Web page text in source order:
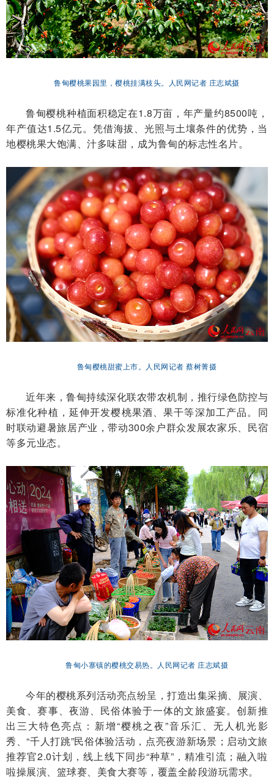
鲁甸樱桃果园里，樱桃挂满枝头。人民网记者 庄志斌摄
鲁甸樱桃种植面积稳定在1.8万亩，年产量约8500吨，
年产值达1.5亿元。凭借海拔、光照与土壤条件的优势，当
地樱桃果大饱满、汁多味甜，成为鲁甸的标志性名片。
鲁甸樱桃甜蜜上市。人民网记者 蔡树菁摄
近年来，鲁甸持续深化联农带农机制，推行绿色防控与
标准化种植，延伸开发樱桃果酒、果干等深加工产品。同
时联动避暑旅居产业，带动300余户群众发展农家乐、民宿
等多元业态。
鲁甸小寨镇的樱桃交易热。人民网记者 庄志斌摄
今年的樱桃系列活动亮点纷呈，打造出集采摘、展演、
美食、赛事、夜游、民俗体验于一体的文旅盛宴。创新推
出三大特色亮点：新增“樱桃之夜”音乐汇、无人机光影
秀、“千人打跳”民俗体验活动，点亮夜游新场景；启动文旅
推荐官2.0计划，线上线下同步“种草”，精准引流；融入啦
啦操展演、篮球赛、美食大赛等，覆盖全龄段游玩需求。